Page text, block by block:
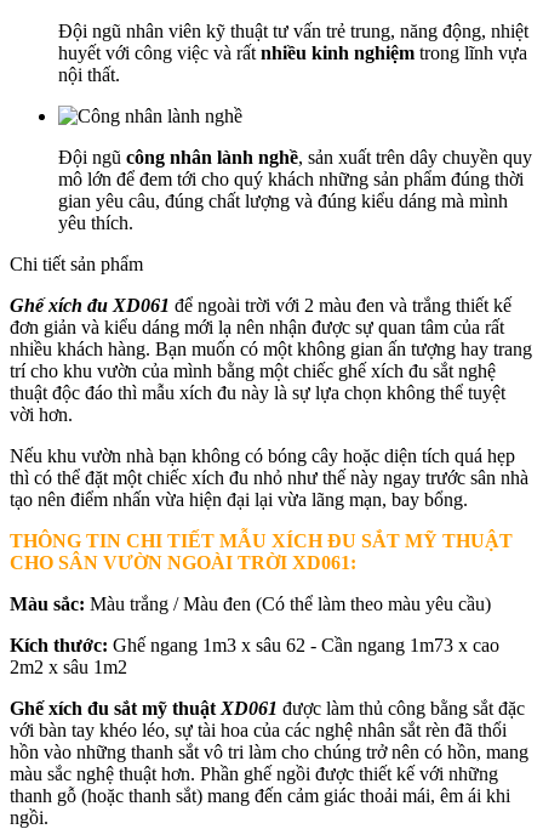
Đội ngũ nhân viên kỹ thuật tư vấn trẻ trung, năng động, nhiệt
huyết với công việc và rất nhiều kinh nghiệm trong lĩnh vựa
nội thất.
Đội ngũ công nhân lành nghề, sản xuất trên dây chuyền quy
mô lớn để đem tới cho quý khách những sản phẩm đúng thời
gian yêu câu, đúng chất lượng và đúng kiểu dáng mà mình
yêu thích.
Chi tiết sản phẩm
Ghế xích đu XD061 để ngoài trời với 2 màu đen và trắng thiết kế
đơn giản và kiểu dáng mới lạ nên nhận được sự quan tâm của rất
nhiều khách hàng. Bạn muốn có một không gian ấn tượng hay trang
trí cho khu vườn của mình bằng một chiếc ghế xích đu sắt nghệ
thuật độc đáo thì mẫu xích đu này là sự lựa chọn không thể tuyệt
vời hơn.
Nếu khu vườn nhà bạn không có bóng cây hoặc diện tích quá hẹp
thì có thể đặt một chiếc xích đu nhỏ như thế này ngay trước sân nhà
tạo nên điểm nhấn vừa hiện đại lại vừa lãng mạn, bay bổng.
THÔNG TIN CHI TIẾT MẪU XÍCH ĐU SẮT MỸ THUẬT
CHO SÂN VƯỜN NGOÀI TRỜI XD061:
Màu sắc: Màu trắng / Màu đen (Có thể làm theo màu yêu cầu)
Kích thước: Ghế ngang 1m3 x sâu 62 - Cần ngang 1m73 x cao
2m2 x sâu 1m2
Ghế xích đu sắt mỹ thuật XD061 được làm thủ công bằng sắt đặc
với bàn tay khéo léo, sự tài hoa của các nghệ nhân sắt rèn đã thổi
hồn vào những thanh sắt vô tri làm cho chúng trở nên có hồn, mang
màu sắc nghệ thuật hơn. Phần ghế ngồi được thiết kế với những
thanh gỗ (hoặc thanh sắt) mang đến cảm giác thoải mái, êm ái khi
ngồi.